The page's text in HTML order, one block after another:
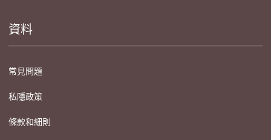
資料
常見問題
私隱政策
條款和細則